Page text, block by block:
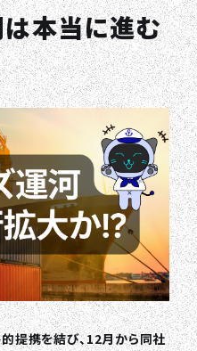
本当に進む
提携を結び、12月から同社